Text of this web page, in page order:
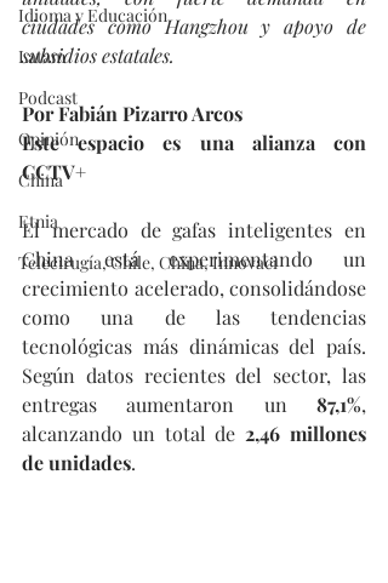
Idioma y Educación
Latam
Podcast
Opinión
China
Etnia
Telecirugía, Chile, China, Innovaci
ciudades como Hangzhou y apoyo de
subsidios estatales.
Por Fabián Pizarro Arcos
Este espacio es una alianza con
CCTV+
El mercado de gafas inteligentes en
China está experimentando un
crecimiento acelerado, consolidándose
como una de las tendencias
tecnológicas más dinámicas del país.
Según datos recientes del sector, las
entregas aumentaron un 87,1%,
alcanzando un total de 2,46 millones
de unidades.